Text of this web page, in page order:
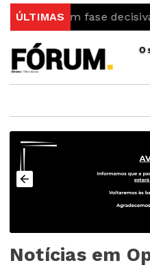
ÚLTIMAS
em fase decisiva
Notícias em